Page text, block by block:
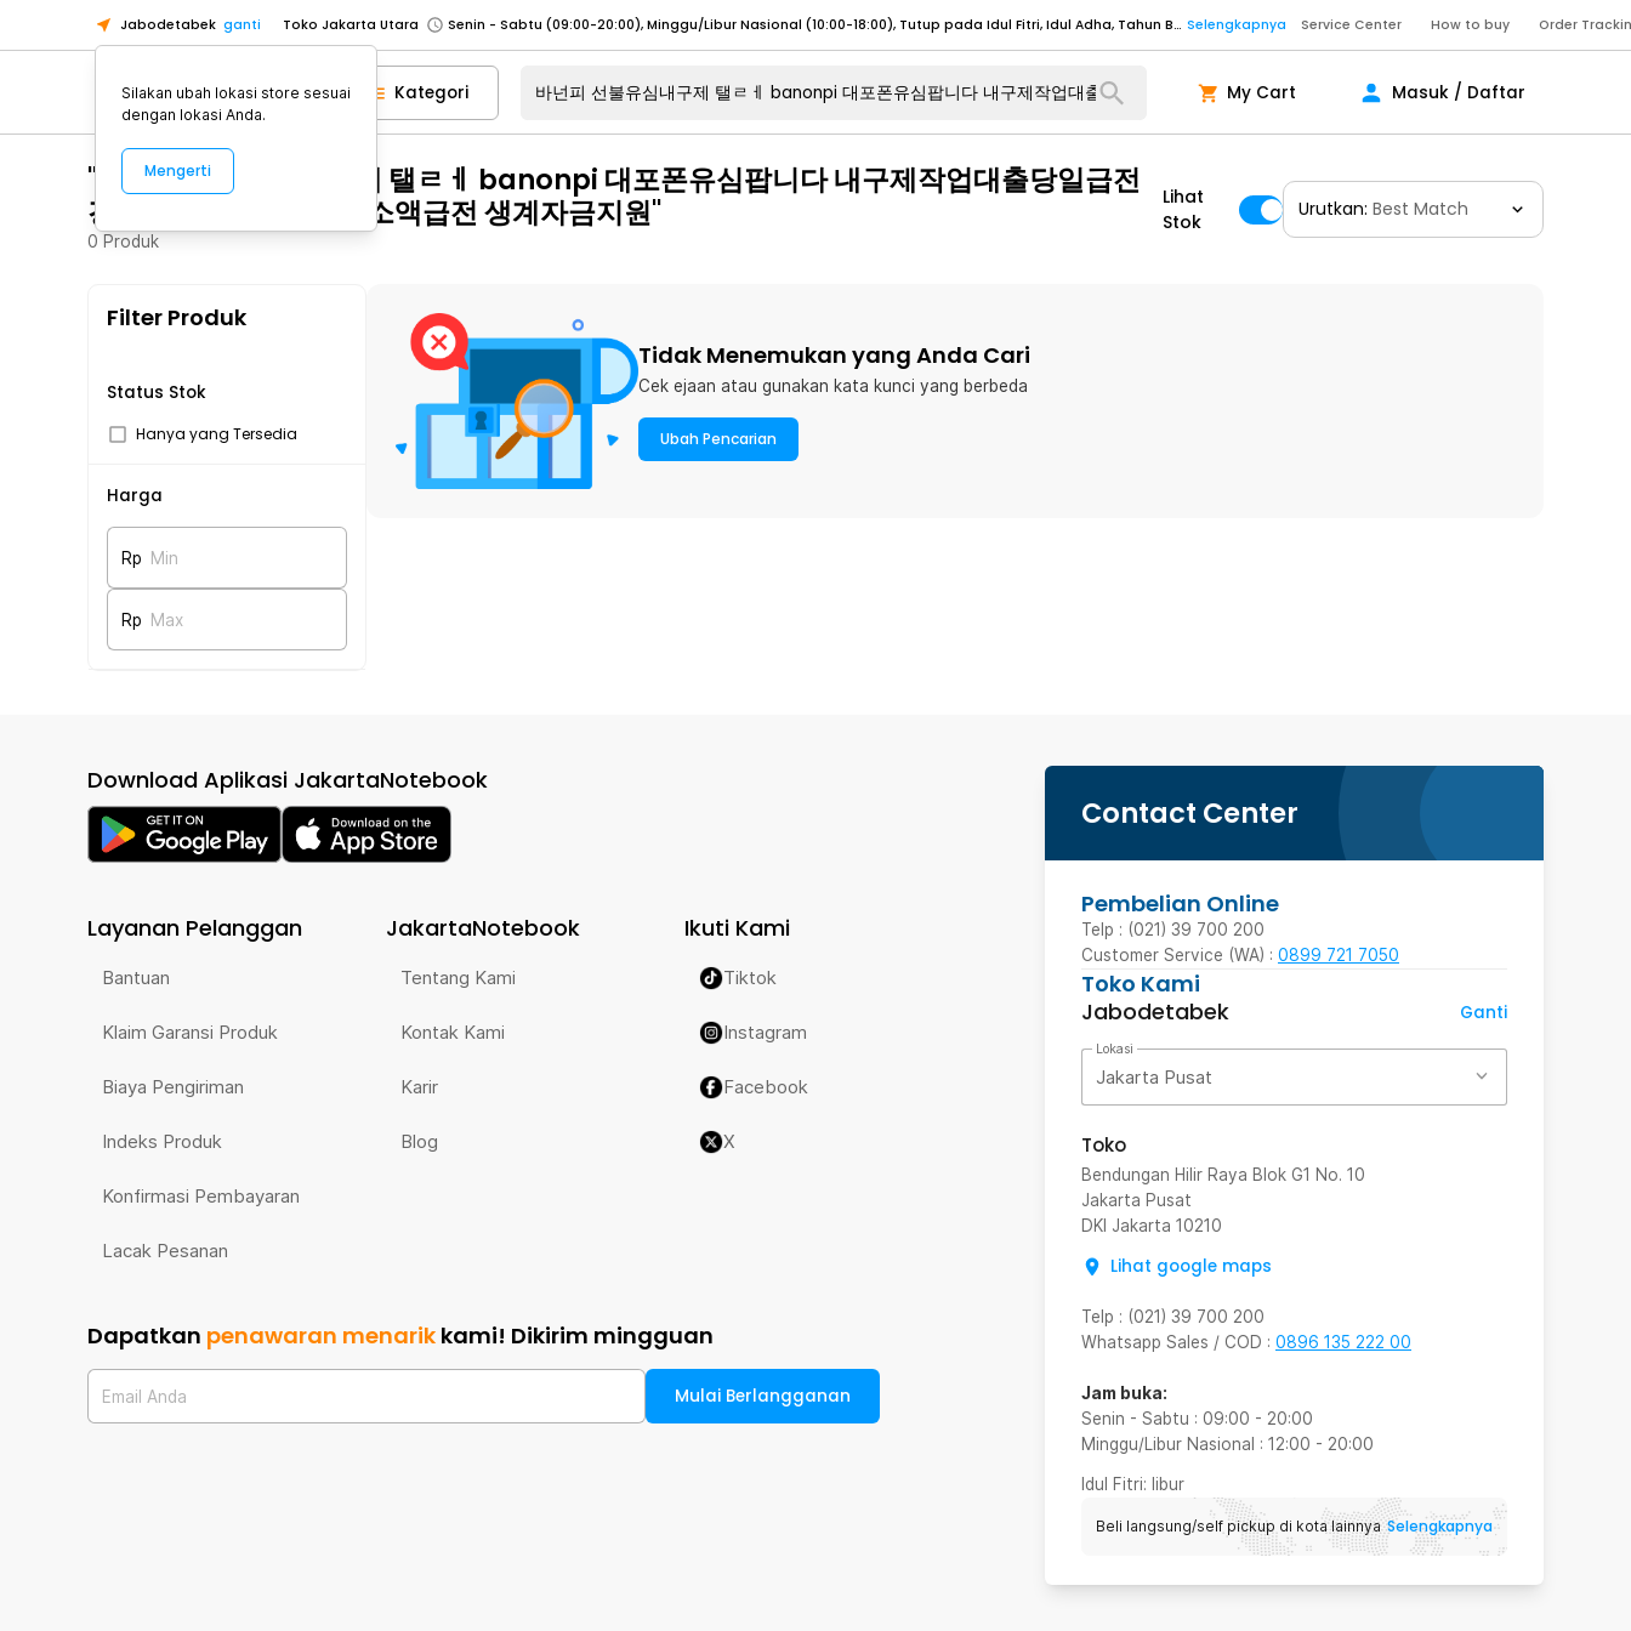
Jabodetabek ganti
Toko Tangerang
Senin - Sabtu (09:00-20:00), Minggu/Libur Nasional (10:00-18:00), Tutup pada Idul Fitri, Idul Adha, Tahun Baru Selengkapnya
Toko Cikupa
Selengkapnya
Pick n Go Jakarta Barat
Senin - Jumat (07:00 - 20:00), Sabtu - Minggu (08:00 - 20:00), Tutup pada Idul Fitri
Pick n Go Depok
Senin - Jumat (08:00 - 20:00), Sabtu - Minggu/ Libur Nasional (08:00 - 17:00) Selengkapnya
Toko Jakarta Pusat
Pick n Go Jakarta Barat
Senin - Jumat (07:00 - 20:00), Sabtu - Minggu (08:00 - 20:00), Tutup pada Idul Fitri
Senin - Jumat (08:00 - 20:00), Sabtu - Minggu/ Libur Nasional (08:00 - 17:00)
Senin - Jumat (08:00 - 20:00), Sabtu - Minggu/ Libur Nasional (08:00 - 17:00)
Service Center How to buy Order
Kategori My Cart Masuk / Daftar
"바넌피 선불유심내구제 탤ㄹㅔ banonpi 대포폰유심팝니다 내구제작업대출당일급전
경기도연체자생계자금소액급전 생계자금지원"
0 Produk
Lihat
Stok
Urutkan: Best Match
Filter Produk
Status Stok
Hanya yang Tersedia
Harga
Rp Min
Rp Max
Tidak Menemukan yang Anda Cari
Cek ejaan atau gunakan kata kunci yang berbeda
Ubah Pencarian
Contact Center
Pembelian Online
Telp : (021) 39 700 200
Customer Service (WA) : 0899 721 7050
Toko Kami
Jabodetabek
Ganti
Lokasi
Jakarta Pusat
Toko
Bendungan Hilir Raya Blok G1 No. 10
Jakarta Pusat
DKI Jakarta 10210
Lihat google maps
Telp : (021) 39 700 200
Whatsapp Sales / COD : 0896 135 222 00
Jam buka:
Senin - Sabtu : 09:00 - 20:00
Minggu/Libur Nasional : 12:00 - 20:00
Idul Fitri: libur
Beli langsung/self pickup di kota lainnya Selengkapnya
Download Aplikasi JakartaNotebook
Layanan Pelanggan
Bantuan
Klaim Garansi Produk
Biaya Pengiriman
Indeks Produk
Konfirmasi Pembayaran
Lacak Pesanan
JakartaNotebook
Tentang Kami
Kontak Kami
Karir
Blog
Ikuti Kami
Tiktok
Instagram
Facebook
X
Dapatkan penawaran menarik kami! Dikirim mingguan
Email Anda Mulai Berlangganan
Silakan ubah lokasi store sesuai
dengan lokasi Anda.
Mengerti